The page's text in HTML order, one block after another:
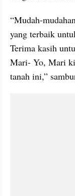
“Mudah-
yang terbaik
Terima kasih
Mari- Yo, Mari
tanah ini,”